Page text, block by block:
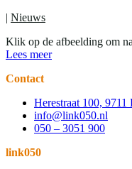
| Nieuws
Klik op de afbeelding om
Lees meer
Contact
Herestraat 100,
info@link050.nl
050 – 3051 900
link050